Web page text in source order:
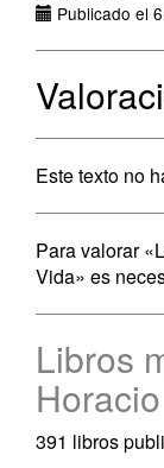
Publicado el
Este texto no
Para valorar
Vida» es
Libros
391 libros